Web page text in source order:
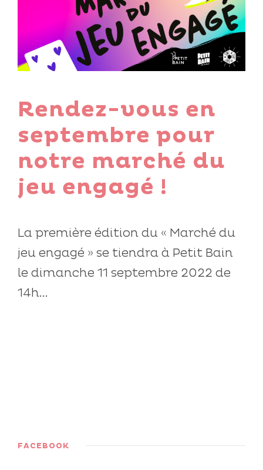
Rendez-vous en
septembre pour
notre marché du
jeu engagé !
La première édition du « Marché du
jeu engagé » se tiendra à Petit Bain
le dimanche 11 septembre 2022 de
14h...
FACEBOOK